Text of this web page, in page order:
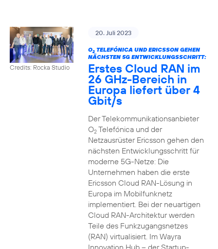
Credits: Rocka Studio
20. Juli 2023
O2TELEFÓNICA UND ERICSSON GEHEN
NÄCHSTEN 5G ENTWICKLUNGSSCHRITT:
Erstes Cloud RAN im
26 GHz-Bereich in
Europa liefert über 4
Gbit/s
Der Telekommunikationsanbieter
O2Telefónica und der
Netzausrüster Ericsson gehen den
nächsten Entwicklungsschritt für
moderne 5G-Netze: Die
Unternehmen haben die erste
Ericsson Cloud RAN-Lösung in
Europa im Mobilfunknetz
implementiert. Bei der neuartigen
Cloud RAN-Architektur werden
Teile des Funkzugangsnetzes
(RAN) virtualisiert. Im Wayra
Innovation Hub – der Startup-